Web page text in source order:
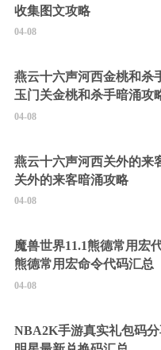
收集图文攻略
04-08
燕云十六声河西金桃和杀
玉门关金桃和杀手暗涌攻
04-08
燕云十六声河西关外的来
关外的来客暗涌攻略
04-08
魔兽世界11.1熊德常用宏
熊德常用宏命令代码汇总
04-08
NBA2K手游真实礼包码